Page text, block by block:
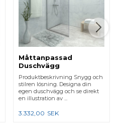
Måttanpassad
Duschvägg
Produktbeskrivning Snygg och
stilren lösning. Designa din
egen duschvägg och se direkt
en illustration av ...
3.332,00 SEK